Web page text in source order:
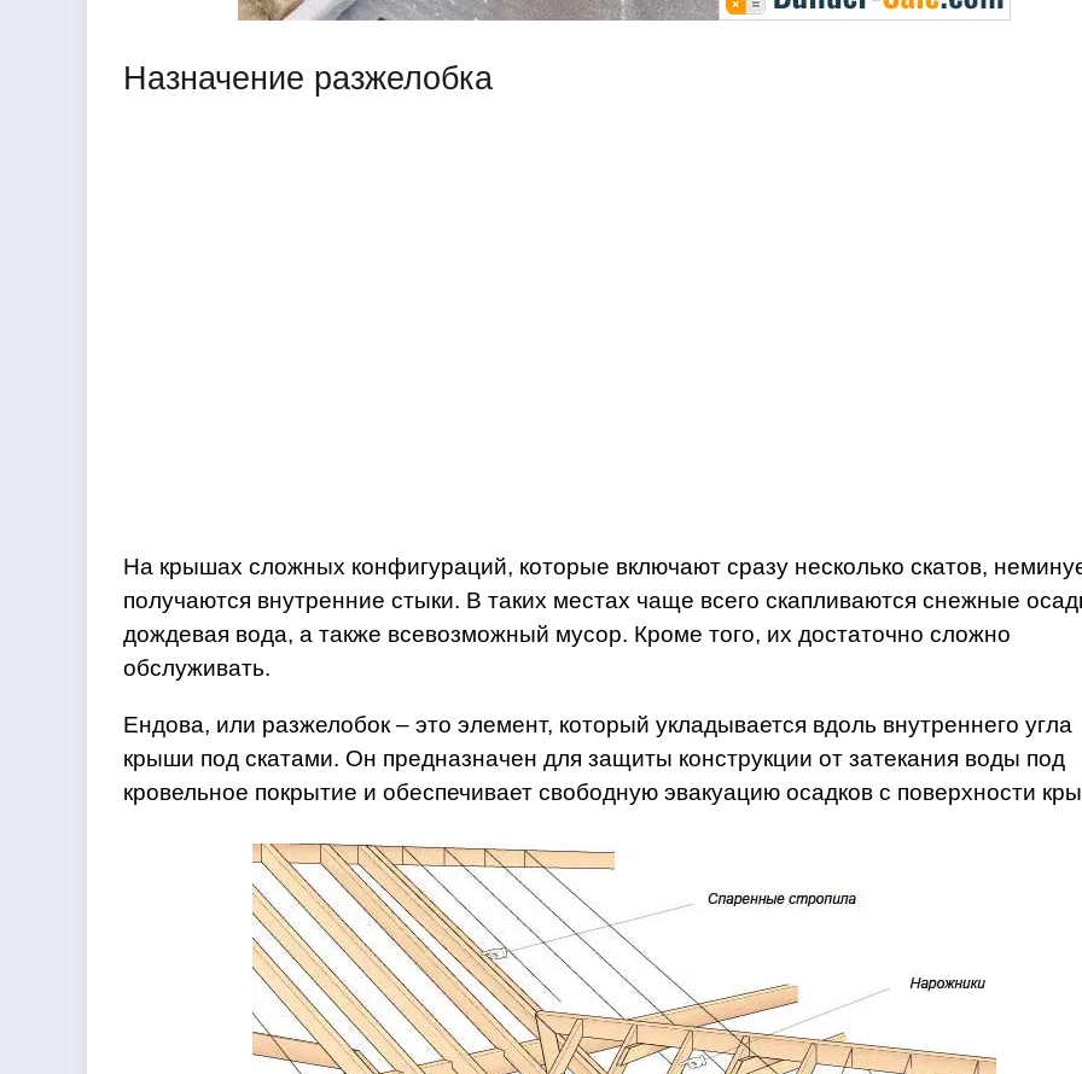
Назначение разжелобка
На крышах сложных конфигураций, которые включают сразу несколько скатов,
получаются внутренние стыки. В таких местах чаще всего скапливаются снежные
дождевая вода, а также всевозможный мусор. Кроме того, их достаточно сложно
обслуживать.
Ендова, или разжелобок – это элемент, который укладывается вдоль внутреннего угла
крыши под скатами. Он предназначен для защиты конструкции от затекания воды под
кровельное покрытие и обеспечивает свободную эвакуацию осадков с поверхности